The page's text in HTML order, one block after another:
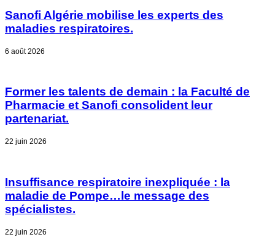
Sanofi Algérie mobilise les experts des
maladies respiratoires.
6 août 2026
Former les talents de demain : la Faculté de
Pharmacie et Sanofi consolident leur
partenariat.
22 juin 2026
Insuffisance respiratoire inexpliquée : la
maladie de Pompe…le message des
spécialistes.
22 juin 2026